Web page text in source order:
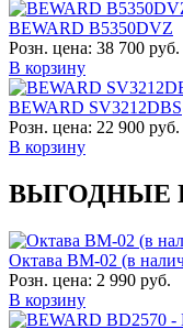
BEWARD B5350DVZ
Розн. цена: 38 700 руб.
В корзину
BEWARD SV3212DBS
Розн. цена: 22 900 руб.
В корзину
ВЫГОДНЫЕ
Октава ВМ-02 (в
Розн. цена: 2 990 руб.
В корзину